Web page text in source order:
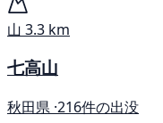
山 3.3 km
七高山
秋田県 ·216件の出没